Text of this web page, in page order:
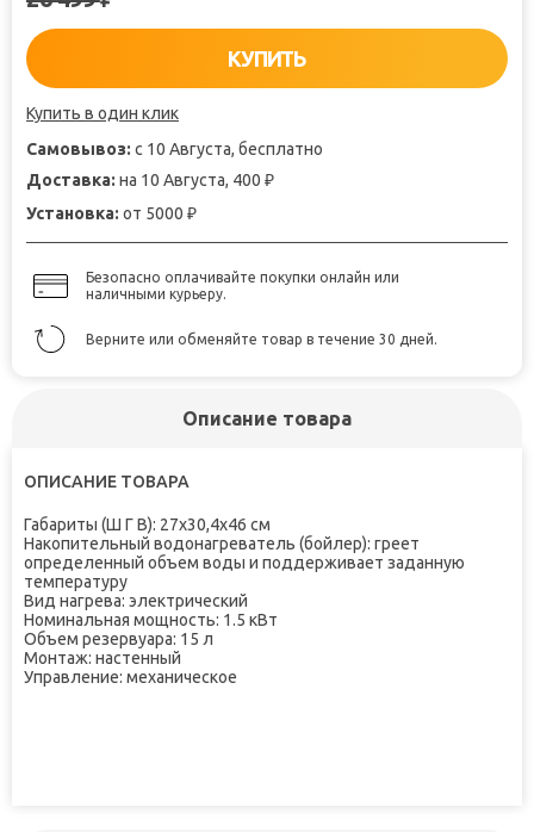
КУПИТЬ
Купить в один клик
Самовывоз: с 10 Августа, бесплатно
Доставка: на 10 Августа, 400 ₽
Установка: от 5000 ₽
Безопасно оплачивайте покупки онлайн или
наличными курьеру.
Верните или обменяйте товар в течение 30 дней.
Описание товара
ОПИСАНИЕ ТОВАРА
Габариты (Ш Г В): 27x30,4x46 см
Накопительный водонагреватель (бойлер): греет
определенный объем воды и поддерживает заданную
температуру
Вид нагрева: электрический
Номинальная мощность: 1.5 кВт
Объем резервуара: 15 л
Монтаж: настенный
Управление: механическое